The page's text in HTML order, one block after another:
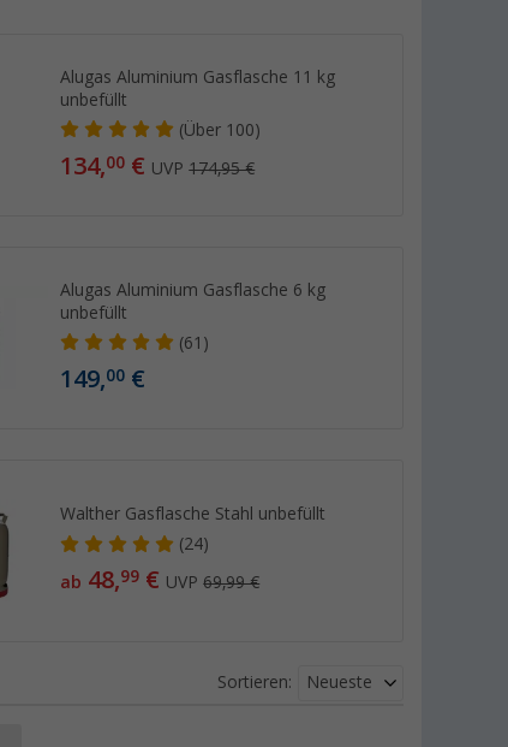
Alugas Aluminium Gasflasche 11 kg
unbefüllt
(Über 100)
134,00 € UVP174,95 €
Alugas Aluminium Gasflasche 6 kg
unbefüllt
(61)
149,00 €
Walther Gasflasche Stahl unbefüllt
(24)
ab 48,99 € UVP69,99 €
Sortieren: Neueste